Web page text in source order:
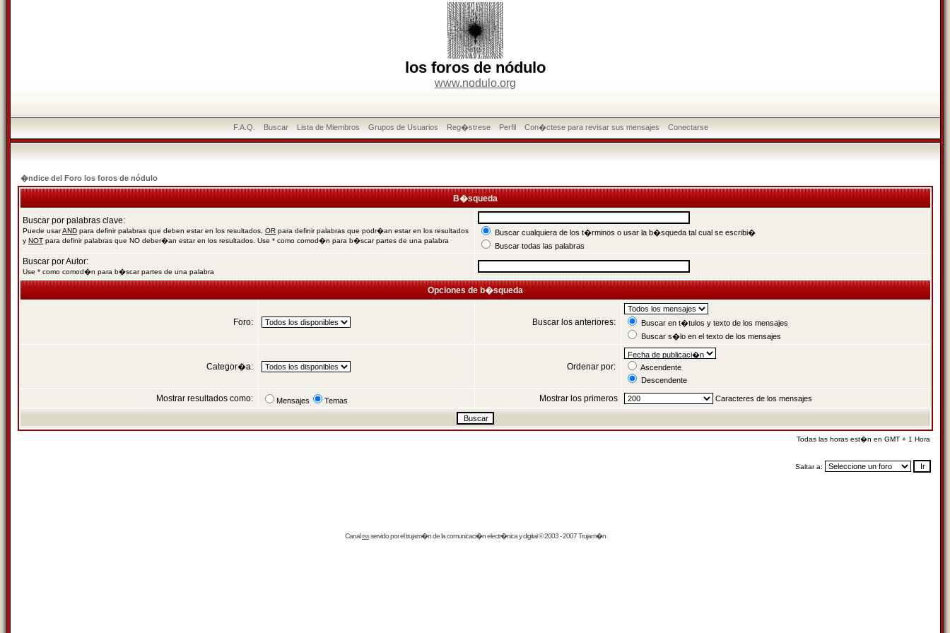
los foros de nódulo
www.nodulo.org
F.A.Q. Buscar Lista de Miembros Grupos de Usuarios Reg�strese Perfil Con�ctese para revisar sus mensajes Conectarse
�ndice del Foro los foros de nódulo
B�squeda
Buscar por palabras clave:
Puede usarAND para definir palabras que deben estar en los resultados, OR para definir palabras que podr�an estar en los resultados
y NOT para definir palabras que NO deber�an estar en los resultados. Use * como comod�n para b�scar partes de una palabra
Buscar cualquiera de los t�rminos o usar la b�squeda tal cual se escribi�
Buscar todas las palabras
Buscar por Autor:
Use * como comod�n para b�scar partes de una palabra
Opciones de b�squeda
Foro: Buscar los anteriores:
Buscar en t�tulos y texto de los mensajes
Buscar s�lo en el texto de los mensajes
Categor�a: Ordenar por:
Ascendente
Descendente
Mostrar resultados como: Mensajes Temas Mostrar los primeros Caracteres de los mensajes
Todas las horas est�n en GMT + 1 Hora
Saltar a:
Canalrssservido por eltrujam�nde la comunicaci�n electr�nica y digital © 2003 - 2007 Trujam�n